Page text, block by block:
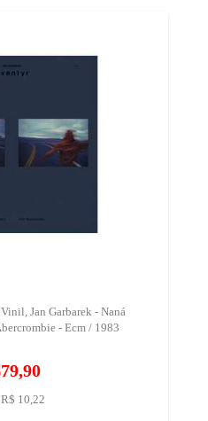
Jan Garbarek - Naná
- Ecm / 1983
10,22